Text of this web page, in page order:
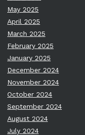
May 2025
April 2025
March 2025
February 2025
January 2025
December 2024
November 2024
October 2024
September 2024
August 2024
July 2024